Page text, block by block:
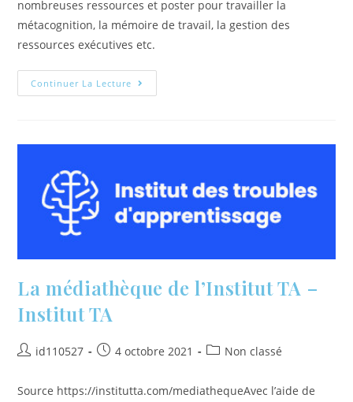
nombreuses ressources et poster pour travailler la
métacognition, la mémoire de travail, la gestion des
ressources exécutives etc.
Continuer La Lecture
La médiathèque de l’Institut TA –
Institut TA
id110527 4 octobre 2021 Non classé
Source https://institutta.com/mediathequeAvec l’aide de